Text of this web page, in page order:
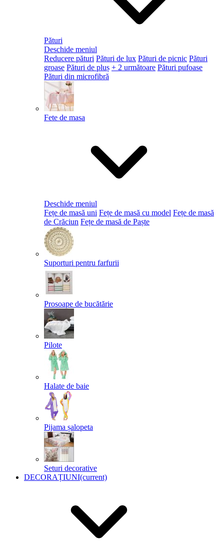
Pături
Deschide meniul
Reducere pături Pături de lux Pături de picnic Pături
groase Pături de pluș + 2 următoare Pături pufoase
Pături din microfibră
Fete de masa
Deschide meniul
Fețe de masă uni Fețe de masă cu model Fețe de masă
de Crăciun Fețe de masă de Paște​
Suporturi pentru farfurii
Prosoape de bucătărie
Pilote
Halate de baie
Pijama șalopeta
Seturi decorative
DECORAȚIUNI(current)